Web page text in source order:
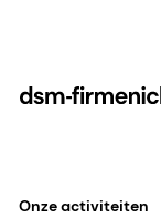
Onze activiteiten